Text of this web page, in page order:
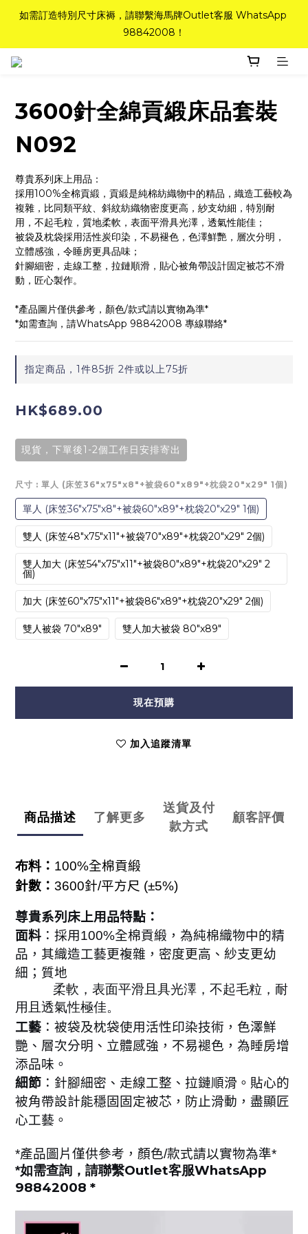
如需訂造特別尺寸床褥，請聯繫海馬牌Outlet客服 WhatsApp
98842008！
如需訂造特別尺寸床褥，請聯繫海馬牌Outlet客服 WhatsApp
98842008！
Top-Tier Quality系列床褥82折(新永久記憶床褥 及 健康記憶床
粉紅水晶床褥，立即搶購，享6折優惠！
3600針全綿貢緞床品套裝
N092
尊貴系列床上用品：
採用100%全棉貢緞，貢緞是純棉紡織物中的精品，織造工藝較為
複雜，比同類平紋、斜紋紡織物密度更高，紗支幼細，特別耐
用，不起毛粒，質地柔軟，表面平滑具光澤，透氣性能佳；
被袋及枕袋採用活性炭印染，不易褪色，色澤鮮艷，層次分明，
立體感強，令睡房更具品味；
針腳細密，走線工整，拉鏈順滑，貼心被角帶設計固定被芯不滑
動，匠心製作。
*產品圖片僅供參考，顏色/款式請以實物為準*
*如需查詢，請WhatsApp 98842008 專線聯絡*
指定商品，1件85折 2件或以上75折
HK$689.00
現貨，下單後1-2個工作日安排寄出
尺寸 : 單人 (床笠36"x75"x8"+被袋60"x89"+枕袋20"x29" 1個)
單人 (床笠36"x75"x8"+被袋60"x89"+枕袋20"x29" 1個)
雙人 (床笠48"x75"x11"+被袋70"x89"+枕袋20"x29" 2個)
雙人加大 (床笠54"x75"x11"+被袋80"x89"+枕袋20"x29" 2
個)
加大 (床笠60"x75"x11"+被袋86"x89"+枕袋20"x29" 2個)
雙人被袋 70"x89" 雙人加大被袋 80"x89"
現在預購
加入追蹤清單
商品描述 了解更多
送貨及付
款方式
顧客評價
布料： 100%全棉貢緞
針數： 3600針/平方尺 (±5%)
尊貴系列床上用品特點：
面料 ：採用100%全棉貢緞，為純棉織物中的精
品，其織造工藝更複雜，密度更高、紗支更幼
細；質地
柔軟，表面平滑且具光澤，不起毛粒，耐
用且透氣性極佳。
工藝 ：被袋及枕袋使用活性印染技術，色澤鮮
艷、層次分明、立體感強，不易褪色，為睡房增
添品味。
細節 ：針腳細密、走線工整、拉鏈順滑。貼心的
被角帶設計能穩固固定被芯，防止滑動，盡顯匠
心工藝 。
*產品圖片僅供參考，顏色/款式請以實物為準*
*如需查詢，請聯繫Outlet客服WhatsApp
98842008 *